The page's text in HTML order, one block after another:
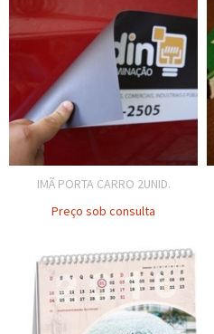
IMÃ PORTA CARRO 2UNID.
Preço sob consulta